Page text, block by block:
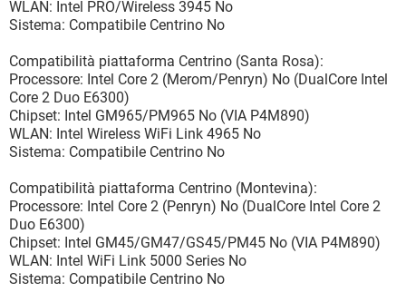
WLAN: Intel PRO/Wireless 3945 No
Sistema: Compatibile Centrino No
Compatibilità piattaforma Centrino (Santa Rosa):
Processore: Intel Core 2 (Merom/Penryn) No (DualCore Intel
Core 2 Duo E6300)
Chipset: Intel GM965/PM965 No (VIA P4M890)
WLAN: Intel Wireless WiFi Link 4965 No
Sistema: Compatibile Centrino No
Compatibilità piattaforma Centrino (Montevina):
Processore: Intel Core 2 (Penryn) No (DualCore Intel Core 2
Duo E6300)
Chipset: Intel GM45/GM47/GS45/PM45 No (VIA P4M890)
WLAN: Intel WiFi Link 5000 Series No
Sistema: Compatibile Centrino No